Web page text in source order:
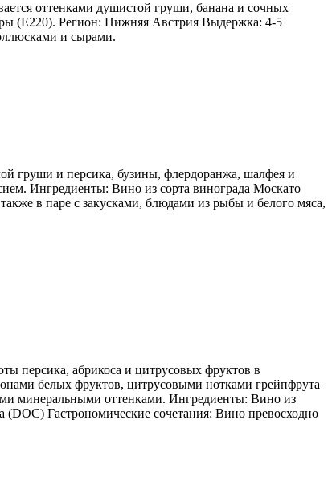
оттенками душистой груши, банана и сочных
(Е220). Регион: Нижняя Австрия Выдержка: 4-5
и сырами.
груши и персика, бузины, флердоранжа, шалфея и
Ингредиенты: Вино из сорта винограда Москато
в паре с закусками, блюдами из рыбы и белого мяса,
персика, абрикоса и цитрусовых фруктов в
белых фруктов, цитрусовыми нотками грейпфрута
минеральными оттенками. Ингредиенты: Вино из
Гастрономические сочетания: Вино превосходно